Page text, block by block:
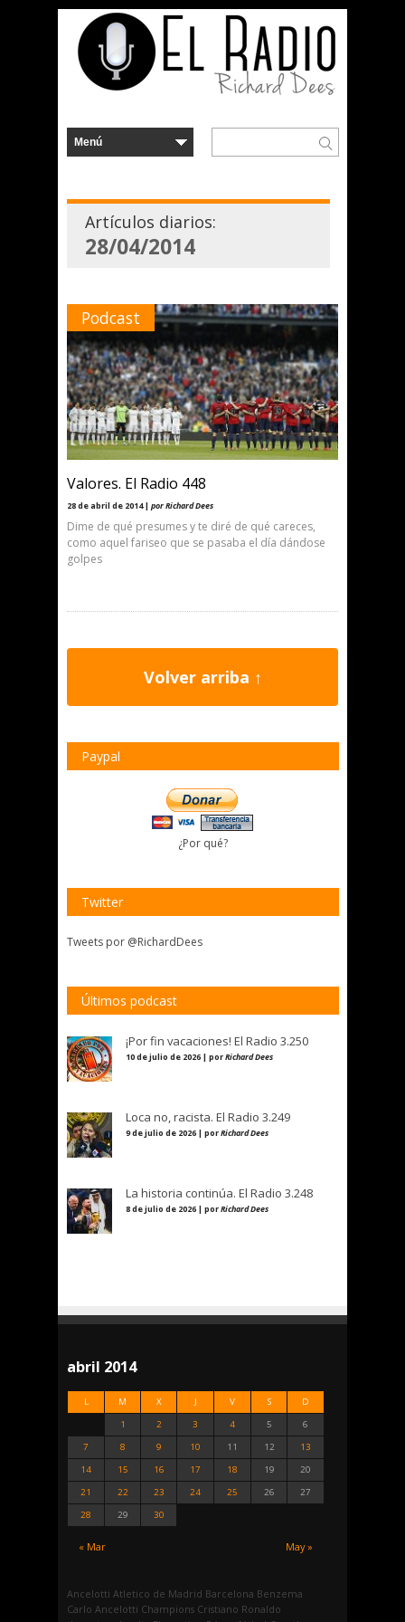
Artículos diarios:
28/04/2014
Podcast
Valores. El Radio 448
28 de abril de 2014 | por Richard Dees
Dime de qué presumes y te diré de qué careces,
como aquel fariseo que se pasaba el día dándose
golpes
Volver arriba ↑
Paypal
¿Por qué?
Twitter
Tweets por @RichardDees
Últimos podcast
¡Por fin vacaciones! El Radio 3.250
10 de julio de 2026 | porRichard Dees
Loca no, racista. El Radio 3.249
9 de julio de 2026 | porRichard Dees
La historia continúa. El Radio 3.248
8 de julio de 2026 | porRichard Dees
abril 2014
L M X J V S D
« Mar May »
1 2 3 4 5
6
7
8 9 10 11 12
13
14
15 16 17 18 19
20
21
22 23 24 25 26
27
28
29 30
Ancelotti Atletico de Madrid Barcelona Benzema
Carlo Ancelotti Champions Cristiano Ronaldo